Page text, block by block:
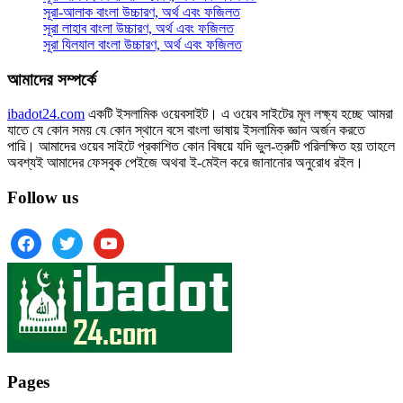
সূরা-আলাক বাংলা উচ্চারণ, অর্থ এবং ফজিলত
সূরা লাহাব‌‌‌ বাংলা উচ্চারণ, অর্থ এবং ফজিলত
সূরা যিলযাল বাংলা উচ্চারণ, অর্থ এবং ফজিলত
আমাদের সম্পর্কে
ibadot24.com একটি ইসলামিক ওয়েবসাইট। এ ওয়েব সাইটের মূল লক্ষ্য হচ্ছে আমরা
যাতে যে কোন সময় যে কোন স্থানে বসে বাংলা ভাষায় ইসলামিক জ্ঞান অর্জন করতে
পারি। আমাদের ওয়েব সাইটে প্রকাশিত কোন বিষয়ে যদি ভুল-ত্রুটি পরিলক্ষিত হয় তাহলে
অবশ্যই আমাদের ফেসবুক পেইজে অথবা ই-মেইল করে জানানোর অনুরোধ রইল।
Follow us
facebooktwitter youtube
Pages